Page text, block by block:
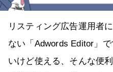
リスティング広告運用者
ない「Adwords Editor」
いけど使える、そんな便